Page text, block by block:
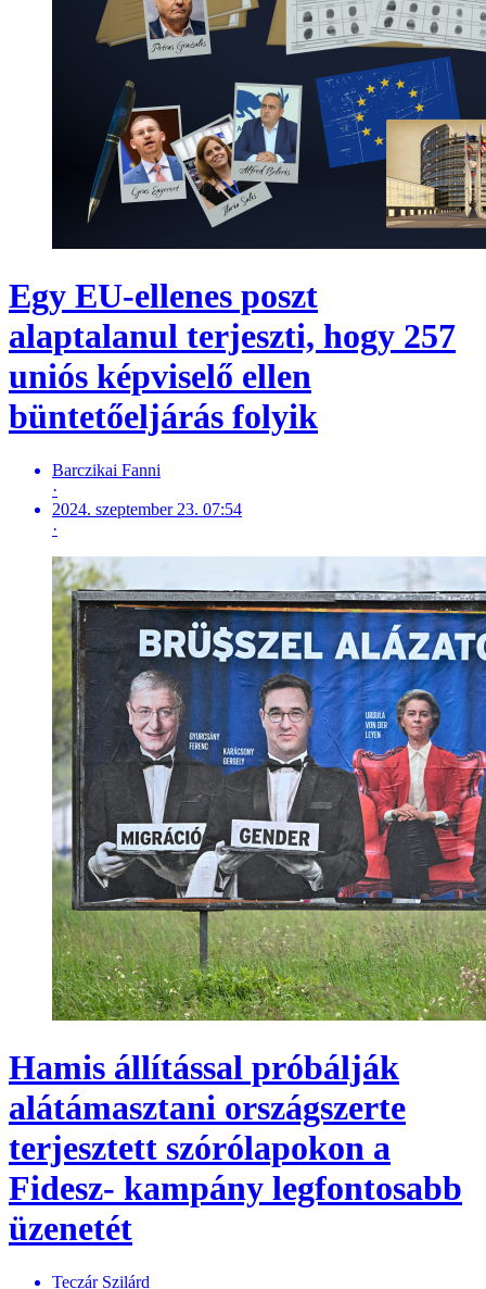
Egy EU-ellenes poszt
alaptalanul terjeszti, hogy 257
uniós képviselő ellen
büntetőeljárás folyik
Barczikai Fanni
·
2024. szeptember 23. 07:54
·
Hamis állítással próbálják
alátámasztani országszerte
terjesztett szórólapokon a
Fidesz- kampány legfontosabb
üzenetét
Teczár Szilárd